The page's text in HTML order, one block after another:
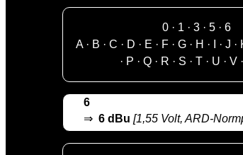
0· 1 · 3· 5· 6
A· B ·C · D · E · F ·G · H · ·J ·
· P · Q· R · S · T· U · V·
6
⇒ 6 dBu [1,55 Volt, ARD-